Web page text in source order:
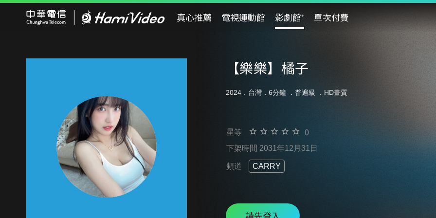
真心推薦 電視運動館 影劇館⁺ 單次付費
【樂樂】橘子
2024．台灣．6分鐘 ． 普遍級 ．HD畫質
星等
0
下架時間 2031年12月31日
頻道 CARRY